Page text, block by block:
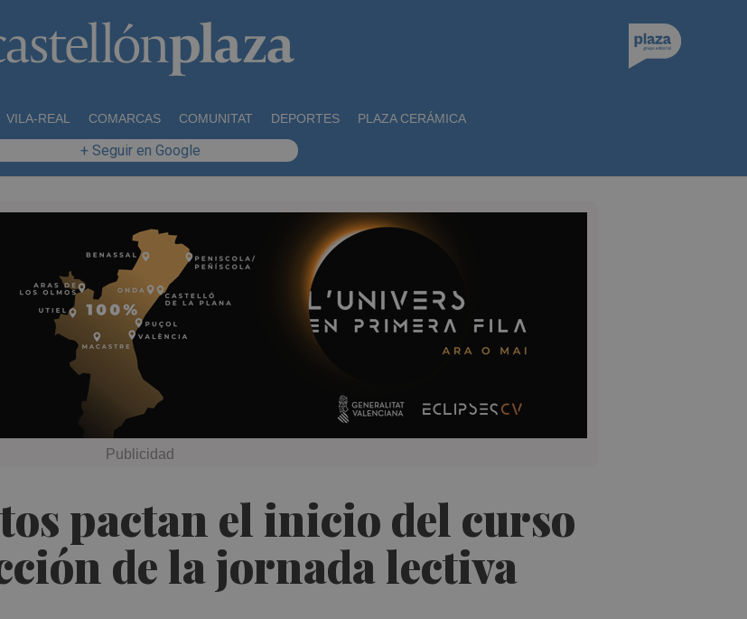
VILA-REAL COMARCAS COMUNITAT DEPORTES PLAZA CERÁMICA
+ Seguir en Google
pactan el inicio del curso
de la jornada lectiva